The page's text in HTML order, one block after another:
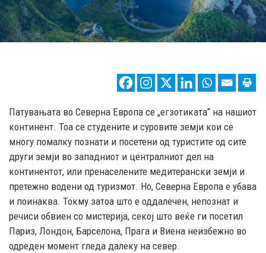
Патувањата во Северна Европа се „егзотиката“ на нашиот
континент. Тоа се студените и суровите земји кои се
многу помалку познати и посетени од туристите од сите
други земји во западниот и централниот дел на
континентот, или пренаселените медитерански земји и
претежно водени од туризмот. Но, Северна Европа е убава
и поинаква. Токму затоа што е оддалечен, непознат и
речиси обвиен со мистерија, секој што веќе ги посетил
Париз, Лондон, Барселона, Прага и Виена неизбежно во
одреден момент гледа далеку на север.